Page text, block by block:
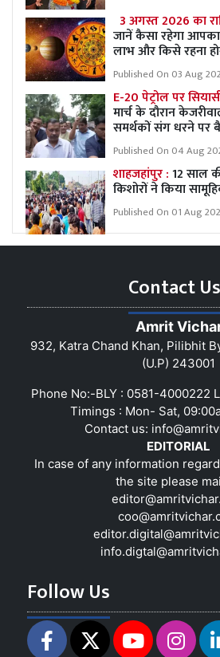
3 अगस्त 2026 का
जानें कैसा रहेगा
लाभ और किसे रहना
Published On 03 Aug
E-20 पेट्रोल पर
मार्च के दौरान
समर्थकों संग धरने पर
Published On 04 Aug
शाहजहांपुर :12 साल
किशोरों ने किया
Published On 01 Aug
Contact Us
Amrit
932, Katra Chand Khan, Pilibhit
(U.P) 243001
Phone No:-BLY : 0581-4000222
Timings : Mon- Sat,
Contact us:
EDITORIAL
In case of any information
the site please
Follow Us